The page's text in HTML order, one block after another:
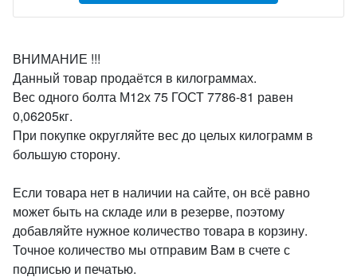
ВНИМАНИЕ !!!
Данный товар продаётся в килограммах.
Вес одного болта М12х 75 ГОСТ 7786-81 равен
0,06205кг.
При покупке округляйте вес до целых килограмм в
большую сторону.
Если товара нет в наличии на сайте, он всё равно
может быть на складе или в резерве, поэтому
добавляйте нужное количество товара в корзину.
Точное количество мы отправим Вам в счете с
подписью и печатью.